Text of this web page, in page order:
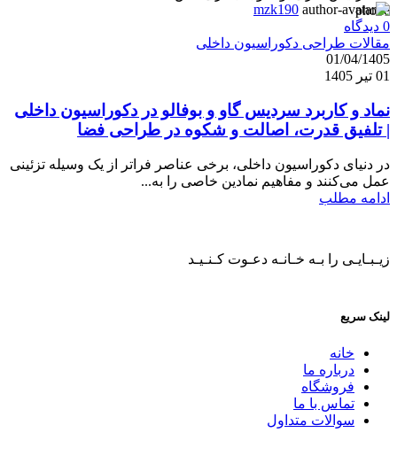
mzk190
0 دیدگاه
مقالات طراحی دکوراسیون داخلی
01/04/1405
01 تیر 1405
نماد و کاربرد سردیس گاو و بوفالو در دکوراسیون داخلی
| تلفیق قدرت، اصالت و شکوه در طراحی فضا
در دنیای دکوراسیون داخلی، برخی عناصر فراتر از یک وسیله تزئینی
عمل می‌کنند و مفاهیم نمادین خاصی را به...
ادامه مطلب
زیـبـایـی را بـه خـانـه دعـوت کـنـیـد
لینک سریع
خانه
درباره ما
فروشگاه
تماس با ما
سوالات متداول